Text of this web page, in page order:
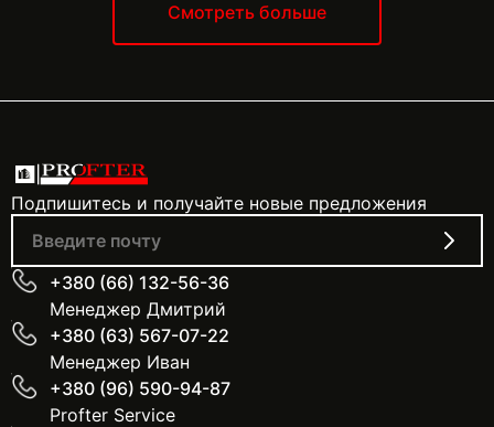
включает: Диагностику и настройку Профилактическое
обслуживание Устранение неисправностей Замена
деталей Гарантийный и послегарантийный ремонт
Смотреть больше
Подпишитесь и получайте новые предложения
+380 (66) 132-56-36
Менеджер Дмитрий
+380 (63) 567-07-22
Менеджер Иван
+380 (96) 590-94-87
Profter Service